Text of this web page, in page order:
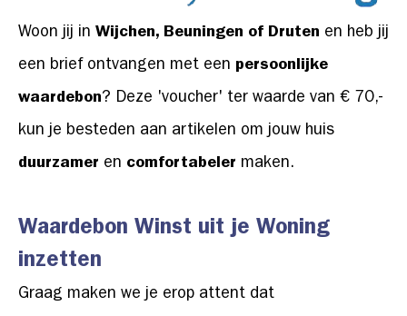
Woon jij in Wijchen, Beuningen of Druten en heb jij
een brief ontvangen met een persoonlijke
waardebon ? Deze 'voucher' ter waarde van € 70,-
kun je besteden aan artikelen om jouw huis
duurzamer en comfortabeler maken.
Waardebon Winst uit je Woning
inzetten
Graag maken we je erop attent dat